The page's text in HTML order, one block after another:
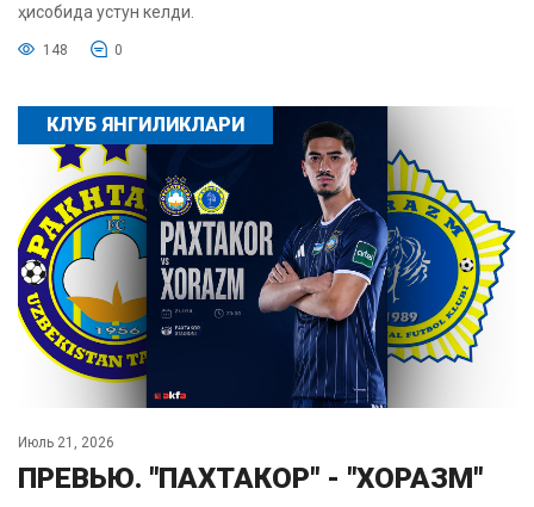
ҳисобида устун келди.
148 0
КЛУБ ЯНГИЛИКЛАРИ
Июль 21, 2026
ПРЕВЬЮ. "ПАХТАКОР" - "ХОРАЗМ"